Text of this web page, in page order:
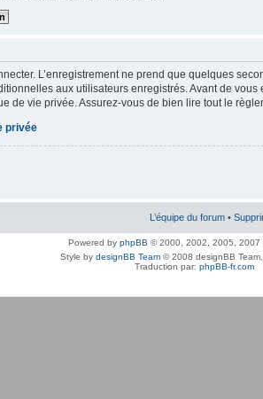
L’enregistrement ne prend que quelques
aux utilisateurs enregistrés. Avant de
de vie privée. Assurez-vous de bien lire tout le
privée
L’équipe du forum •
Powered by phpBB © 2000, 2002, 2005, 2007
Style by designBB Team © 2008 designBB
Traduction par: phpBB-fr.com